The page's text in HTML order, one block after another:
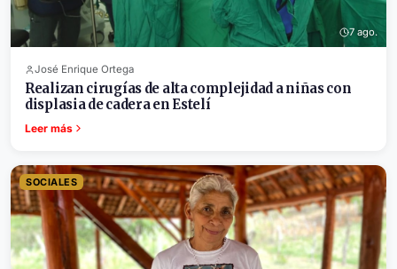
7 ago.
José Enrique Ortega
Realizan cirugías de alta complejidad a niñas con
displasia de cadera en Estelí
Leer más
SOCIALES